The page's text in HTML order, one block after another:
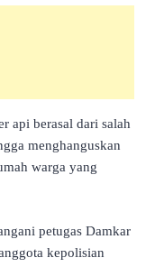
api berasal dari salah
menghanguskan
warga yang
petugas Damkar
kepolisian